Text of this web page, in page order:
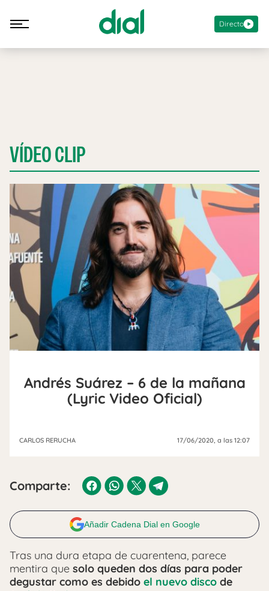
Directo
VÍDEO CLIP
Andrés Suárez – 6 de la mañana
(Lyric Video Oficial)
CARLOS RERUCHA 17/06/2020 , a las 12:07
Comparte:
Añadir Cadena Dial en Google
Tras una dura etapa de cuarentena, parece
mentira que solo queden dos días para poder
degustar como es debido el nuevo disco de